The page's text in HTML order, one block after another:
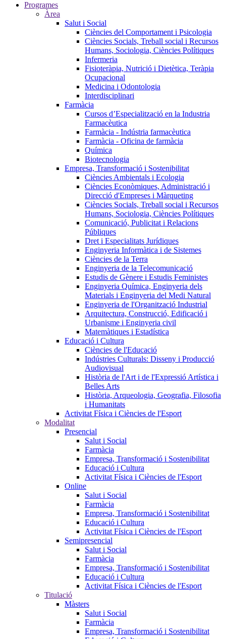
Programes
Àrea
Salut i Social
Ciències del Comportament i Psicologia
Ciències Socials, Treball social i Recursos
Humans, Sociologia, Ciències Polítiques
Infermeria
Fisioteràpia, Nutrició i Dietètica, Teràpia
Ocupacional
Medicina i Odontologia
Interdisciplinari
Farmàcia
Cursos d’Especialització en la Industria
Farmacèutica
Farmàcia - Indústria farmacèutica
Farmàcia - Oficina de farmàcia
Química
Biotecnologia
Empresa, Transformació i Sostenibilitat
Ciències Ambientals i Ecologia
Ciències Econòmiques, Administració i
Direcció d'Empreses i Màrqueting
Ciències Socials, Treball social i Recursos
Humans, Sociologia, Ciències Polítiques
Comunicació, Publicitat i Relacions
Públiques
Dret i Especialitats Jurídiques
Enginyeria Informàtica i de Sistemes
Ciències de la Terra
Enginyeria de la Telecomunicació
Estudis de Gènere i Estudis Feministes
Enginyeria Química, Enginyeria dels
Materials i Enginyeria del Medi Natural
Enginyeria de l'Organització Industrial
Arquitectura, Construcció, Edificació i
Urbanisme i Enginyeria civil
Matemàtiques i Estadística
Educació i Cultura
Ciències de l'Educació
Indústries Culturals: Disseny i Producció
Audiovisual
Història de l'Art i de l'Expressió Artística i
Belles Arts
Història, Arqueologia, Geografia, Filosofia
i Humanitats
Activitat Física i Ciències de l'Esport
Modalitat
Presencial
Salut i Social
Farmàcia
Empresa, Transformació i Sostenibilitat
Educació i Cultura
Activitat Física i Ciències de l'Esport
Online
Salut i Social
Farmàcia
Empresa, Transformació i Sostenibilitat
Educació i Cultura
Activitat Física i Ciències de l'Esport
Semipresencial
Salut i Social
Farmàcia
Empresa, Transformació i Sostenibilitat
Educació i Cultura
Activitat Física i Ciències de l'Esport
Titulació
Màsters
Salut i Social
Farmàcia
Empresa, Transformació i Sostenibilitat